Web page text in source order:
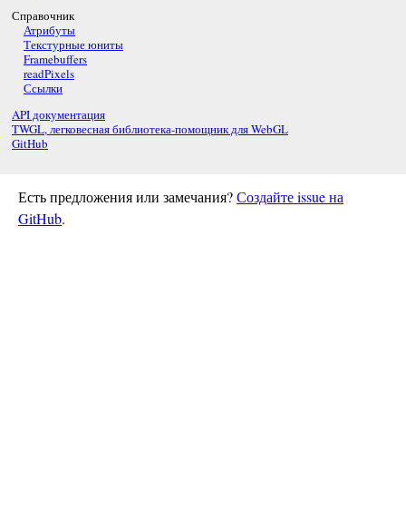
Справочник
Атрибуты
Текстурные юниты
Framebuffers
readPixels
Ссылки
API документация
TWGL, легковесная библиотека-помощник для WebGL
GitHub
Есть предложения или замечания?Создайте issue на
GitHub.